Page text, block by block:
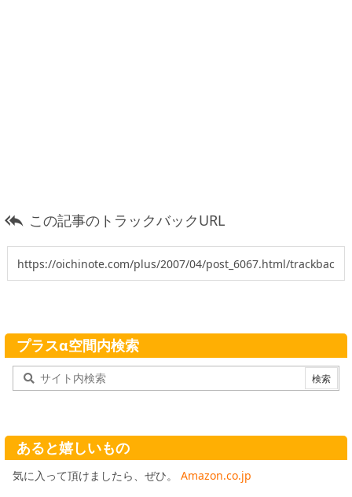
 この記事のトラックバックURL
プラスα空間内検索
あると嬉しいもの
気に入って頂けましたら、ぜひ。 Amazon.co.jp